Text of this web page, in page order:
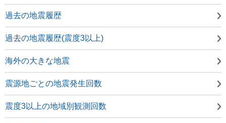
過去の地震履歴
過去の地震履歴(震度3以上)
海外の大きな地震
震源地ごとの地震発生回数
震度3以上の地域別観測回数